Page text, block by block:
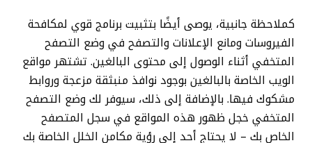
كملاحظة جانبية، يوصى أيضًا بتثبيت برنامج قوي لمكافحة
الفيروسات ومانع الإعلانات والتصفح في وضع التصفح
المتخفي أثناء الوصول إلى محتوى البالغين. تشتهر مواقع
الويب الخاصة بالبالغين بوجود نوافذ منبثقة مزعجة وروابط
مشكوك فيها. بالإضافة إلى ذلك، سيوفر لك وضع التصفح
المتخفي خجل ظهور هذه المواقع في سجل المتصفح
الخاص بك – لا يحتاج أحد إلى رؤية مكامن الخلل الخاصة بك